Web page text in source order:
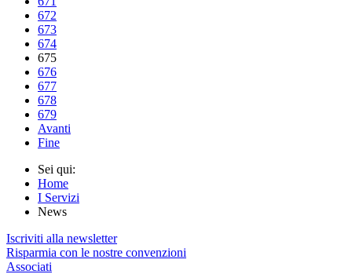
672
673
674
675
676
677
678
679
Avanti
Fine
Sei qui:
Home
I Servizi
News
Iscriviti alla newsletter
Risparmia con le nostre convenzioni
Associati